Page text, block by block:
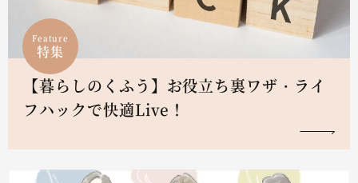
Feature
特集
【暮らしのくふう】お役立ち裏ワザ・ライ
フハックで快適Live！